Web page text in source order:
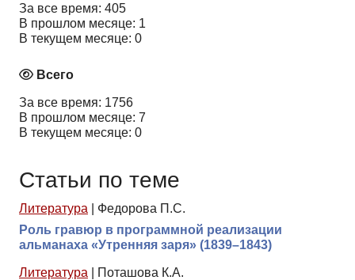
За все время: 405
В прошлом месяце: 1
В текущем месяце: 0
Всего
За все время: 1756
В прошлом месяце: 7
В текущем месяце: 0
Статьи по теме
Литература
Федорова П.С.
Роль гравюр в программной реализации
альманаха «Утренняя заря» (1839–1843)
Литература
Поташова К.А.